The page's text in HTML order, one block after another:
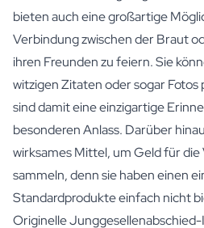
bieten auch eine großartige
Verbindung zwischen der Braut
ihren Freunden zu feiern. Sie
witzigen Zitaten oder sogar
sind damit eine einzigartige
besonderen Anlass. Darüber
wirksames Mittel, um Geld für die
sammeln, denn sie haben einen
Standardprodukte einfach nicht
Originelle